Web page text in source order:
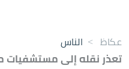
عكاظ > الناس
تعذر نقله إلى